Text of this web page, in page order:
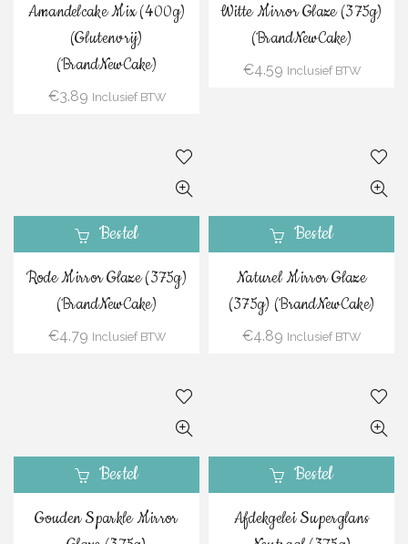
Amandelcake Mix (400g)
(Glutenvrij)
(BrandNewCake)
€3.89 Inclusief BTW
Witte Mirror Glaze (375g)
(BrandNewCake)
€4.59 Inclusief BTW
Bestel
Rode Mirror Glaze (375g)
(BrandNewCake)
€4.79 Inclusief BTW
Bestel
Naturel Mirror Glaze
(375g) (BrandNewCake)
€4.89 Inclusief BTW
Bestel
Gouden Sparkle Mirror
Bestel
Afdekgelei Superglans